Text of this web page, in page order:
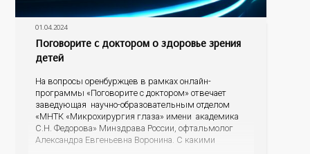
01.04.2024
Поговорите с доктором о здоровье зрения
детей
На вопросы оренбуржцев в рамках онлайн-
программы «Поговорите с доктором» отвечает
заведующая научно-образовательным отделом
«МНТК «Микрохирургия глаза» имени академика
С.Н. Федорова» Минздрава России, офтальмолог
Александра Евгеньевна Воронина. С какими